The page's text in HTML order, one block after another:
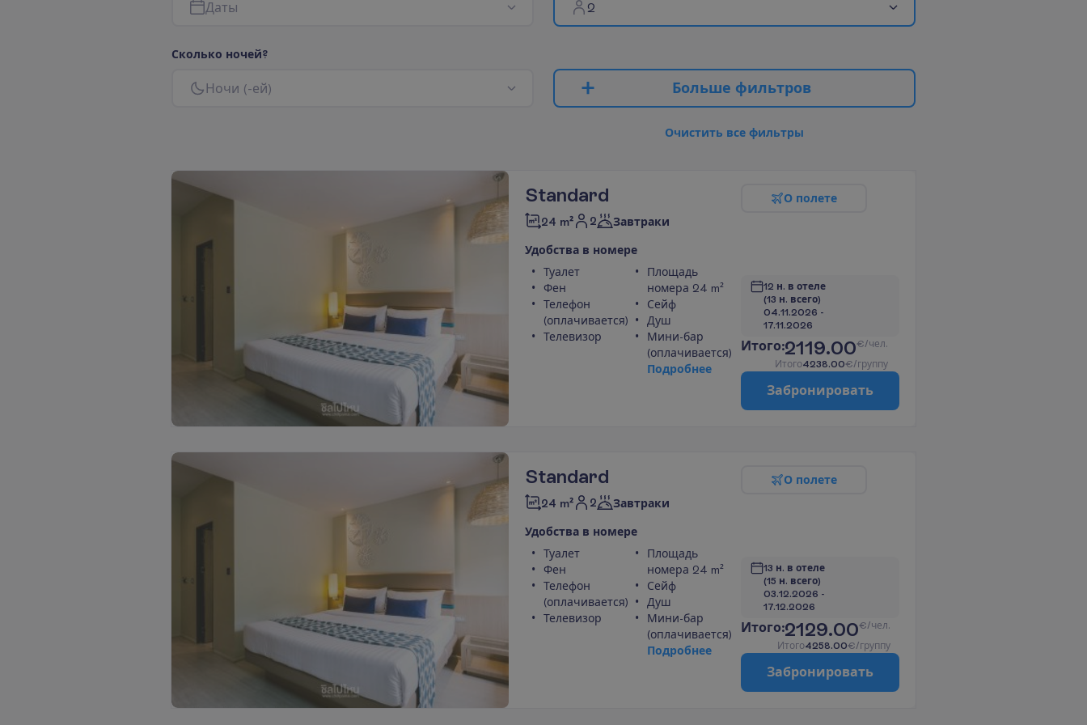
Даты 2
Сколько ночей?
Ночи (-ей) Больше фильтров
Очистить все фильтры
Standard
24 m² 2 Завтраки
Удобства в номере
Туалет
Фен
Телефон
(оплачивается)
Телевизор
Площадь
номера 24 m²
Сейф
Душ
Мини-бар
(оплачивается)
Подробнее
12 н. в отеле
(13 н. всего)
04.11.2026 -
17.11.2026
Итого:2119.00€/чел.
Итого4238.00€/группу
О полете
Забронировать
Standard
24 m² 2 Завтраки
Удобства в номере
Туалет
Фен
Телефон
(оплачивается)
Телевизор
Площадь
номера 24 m²
Сейф
Душ
Мини-бар
(оплачивается)
Подробнее
13 н. в отеле
(15 н. всего)
03.12.2026 -
17.12.2026
Итого:2129.00€/чел.
Итого4258.00€/группу
О полете
Забронировать